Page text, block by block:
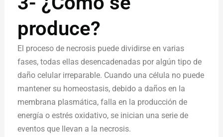
produce?
El proceso de necrosis puede dividirse en varias
fases, todas ellas desencadenadas por algún tipo de
daño celular irreparable. Cuando una célula no puede
mantener su homeostasis, debido a daños en la
membrana plasmática, falla en la producción de
energía o estrés oxidativo, se inician una serie de
eventos que llevan a la necrosis.